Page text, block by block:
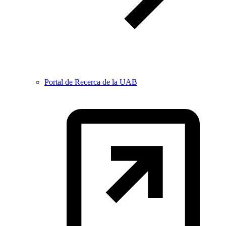
Portal de Recerca de la UAB